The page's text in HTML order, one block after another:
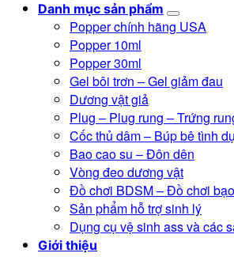
Danh mục sản phẩm
Popper chính hãng USA
Popper 10ml
Popper 30ml
Gel bôi trơn – Gel giảm đau
Dương vật giả
Plug – Plug rung – Trứng
Cốc thủ dâm – Búp bê tình
Bao cao su – Đôn dên
Vòng đeo dương vật
Đồ chơi BDSM – Đồ chơi
Sản phẩm hỗ trợ sinh lý
Dụng cụ vệ sinh ass và các
Giới thiệu